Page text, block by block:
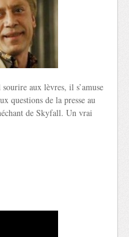
aux lèvres, il s’amuse
questions de la presse au
de Skyfall. Un vrai